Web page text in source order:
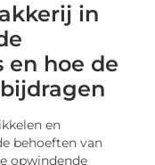
in
en hoe de
en
behoeften van
opwindende